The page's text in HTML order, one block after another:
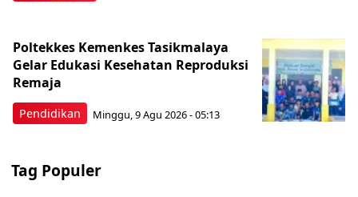
Pendidikan
Poltekkes Kemenkes Tasikmalaya
Gelar Edukasi Kesehatan Reproduksi
Remaja
Minggu, 9 Agu 2026 - 05:13
Tag Populer